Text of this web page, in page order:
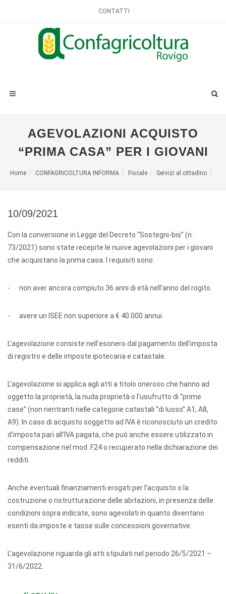
CONTATTI
AGEVOLAZIONI ACQUISTO
“PRIMA CASA” PER I GIOVANI
Home CONFAGRICOLTURA INFORMA Fiscale Servizi al cittadino
10/09/2021
Con la conversione in Legge del Decreto “Sostegni-bis” (n.
73/2021) sono state recepite le nuove agevolazioni per i giovani
che acquistano la prima casa. I requisiti sono:
- non aver ancora compiuto 36 anni di età nell’anno del rogito
- avere un ISEE non superiore a € 40.000 annui.
L’agevolazione consiste nell’esonero dal pagamento dell’imposta
di registro e delle imposte ipotecaria e catastale.
L’agevolazione si applica agli atti a titolo oneroso che hanno ad
oggetto la proprietà, la nuda proprietà o l’usufrutto di “prime
case” (non rientranti nelle categorie catastali “di lusso” A1, A8,
A9). In caso di acquisto soggetto ad IVA è riconosciuto un credito
d’imposta pari all’IVA pagata, che può anche essere utilizzato in
compensazione nel mod. F24 o recuperato nella dichiarazione dei
redditi.
Anche eventuali finanziamenti erogati per l’acquisto o la
costruzione o ristrutturazione delle abitazioni, in presenza delle
condizioni sopra indicate, sono agevolati in quanto diventano
esenti da imposte e tasse sulle concessioni governative.
L’agevolazione riguarda gli atti stipulati nel periodo 26/5/2021 –
31/6/2022.